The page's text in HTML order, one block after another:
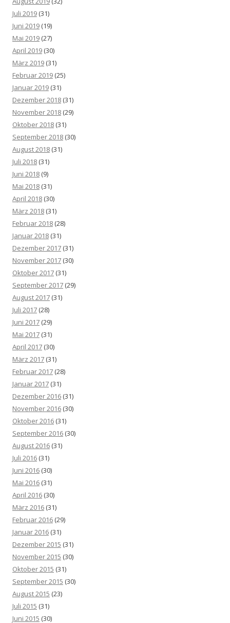
Juli 2019 (31)
Juni 2019 (19)
Mai 2019 (27)
April 2019 (30)
März 2019 (31)
Februar 2019 (25)
Januar 2019 (31)
Dezember 2018 (31)
November 2018 (29)
Oktober 2018 (31)
September 2018 (30)
August 2018 (31)
Juli 2018 (31)
Juni 2018 (9)
Mai 2018 (31)
April 2018 (30)
März 2018 (31)
Februar 2018 (28)
Januar 2018 (31)
Dezember 2017 (31)
November 2017 (30)
Oktober 2017 (31)
September 2017 (29)
August 2017 (31)
Juli 2017 (28)
Juni 2017 (29)
Mai 2017 (31)
April 2017 (30)
März 2017 (31)
Februar 2017 (28)
Januar 2017 (31)
Dezember 2016 (31)
November 2016 (30)
Oktober 2016 (31)
September 2016 (30)
August 2016 (31)
Juli 2016 (31)
Juni 2016 (30)
Mai 2016 (31)
April 2016 (30)
März 2016 (31)
Februar 2016 (29)
Januar 2016 (31)
Dezember 2015 (31)
November 2015 (30)
Oktober 2015 (31)
September 2015 (30)
August 2015 (23)
Juli 2015 (31)
Juni 2015 (30)